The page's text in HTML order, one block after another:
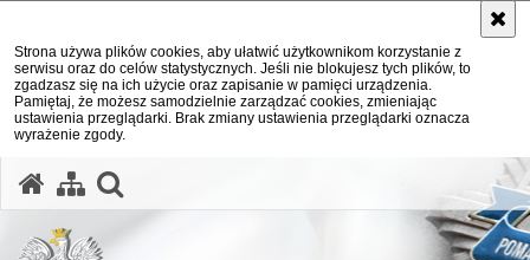
Strona używa plików cookies, aby ułatwić użytkownikom korzystanie z
serwisu oraz do celów statystycznych. Jeśli nie blokujesz tych plików, to
zgadzasz się na ich użycie oraz zapisanie w pamięci urządzenia.
Pamiętaj, że możesz samodzielnie zarządzać cookies, zmieniając
ustawienia przeglądarki. Brak zmiany ustawienia przeglądarki oznacza
wyrażenie zgody.